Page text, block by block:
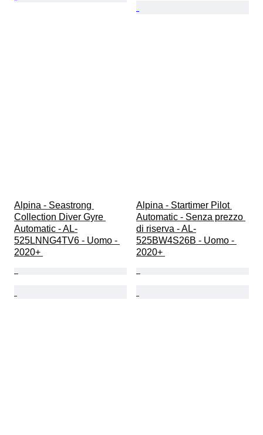
Alpina - Seastrong
Collection Diver Gyre
Automatic - AL-
525LNNG4TV6 - Uomo -
2020+
Alpina - Startimer Pilot
Automatic - Senza prezzo
di riserva - AL-
525BW4S26B - Uomo -
2020+